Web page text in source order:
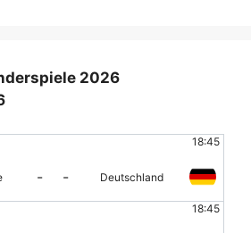
2026
18:45
- - Deutschland
18:45